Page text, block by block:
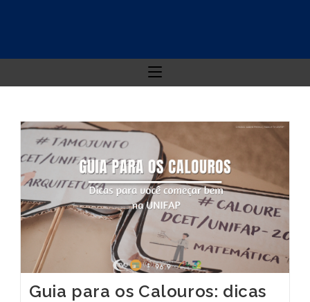
Guia para os Calouros: dicas